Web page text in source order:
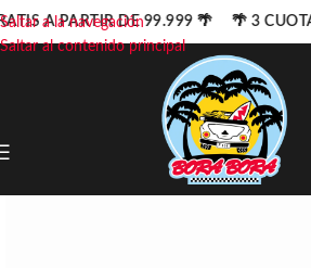
Saltar a la navegación
Saltar al contenido principal
A PARTIR DE 99.999 🌴 🌴 3